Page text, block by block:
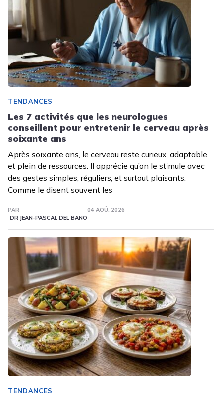
TENDANCES
Les 7 activités que les neurologues
conseillent pour entretenir le cerveau après
soixante ans
Après soixante ans, le cerveau reste curieux, adaptable
et plein de ressources. Il apprécie qu’on le stimule avec
des gestes simples, réguliers, et surtout plaisants.
Comme le disent souvent les
PAR
DR JEAN-PASCAL DEL BANO
04 AOÛ. 2026
TENDANCES